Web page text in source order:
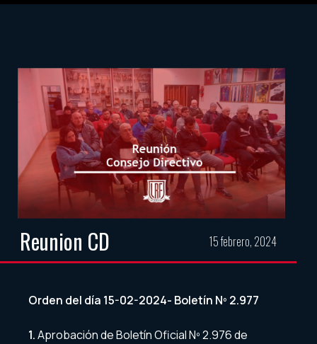
Reunion CD 15 febrero, 2024
Orden del día 15-02-2024- Boletín Nº 2.977
1.Aprobación de Boletín Oficial Nº 2.976 de